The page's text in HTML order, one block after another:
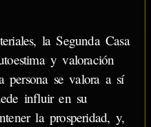
la Segunda Casa
y valoración
persona se valora a sí
influir en su
la prosperidad, y,